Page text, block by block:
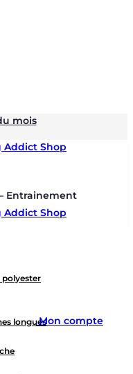
mois
Entrainement
longuesMon compte